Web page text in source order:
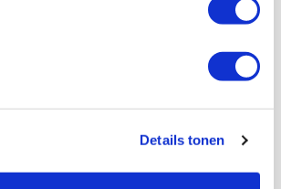
Details tonen
ballenjongens/-meiden